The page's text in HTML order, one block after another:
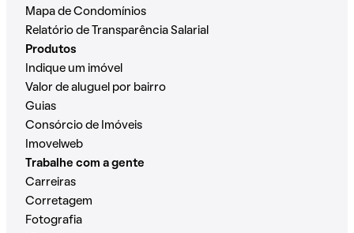
Mapa de Condomínios
Relatório de Transparência Salarial
Produtos
Indique um imóvel
Valor de aluguel por bairro
Guias
Consórcio de Imóveis
Imovelweb
Trabalhe com a gente
Carreiras
Corretagem
Fotografia